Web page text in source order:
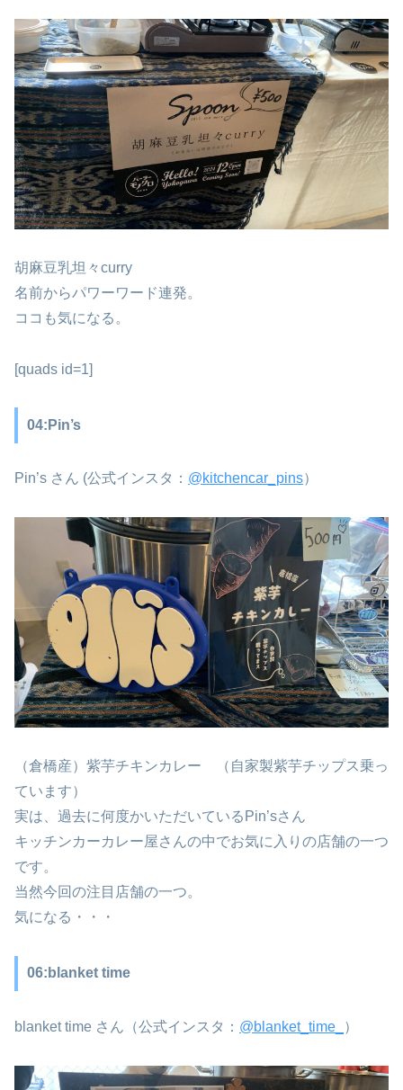
胡麻豆乳坦々curry
名前からパワーワード連発。
ココも気になる。
[quads id=1]
04:Pin’s
Pin’s さん (公式インスタ： @kitchencar_pins）
（倉橋産）紫芋チキンカレー （自家製紫芋チップス乗っ
ています）
実は、過去に何度かいただいているPin’sさん
キッチンカーカレー屋さんの中でお気に入りの店舗の一つ
です。
当然今回の注目店舗の一つ。
気になる・・・
06:blanket time
blanket time さん（公式インスタ： @blanket_time_ ）